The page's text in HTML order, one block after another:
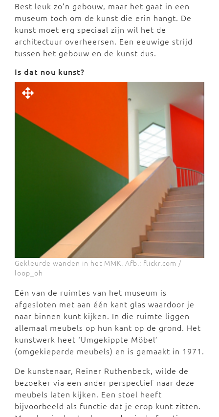
Best leuk zo’n gebouw, maar het gaat in een
museum toch om de kunst die erin hangt. De
kunst moet erg speciaal zijn wil het de
architectuur overheersen. Een eeuwige strijd
tussen het gebouw en de kunst dus.
Is dat nou kunst?
Gekleurde wanden in het MMK. Afb.: flickr.com /
loop_oh
Eén van de ruimtes van het museum is
afgesloten met aan één kant glas waardoor je
naar binnen kunt kijken. In die ruimte liggen
allemaal meubels op hun kant op de grond. Het
kunstwerk heet ‘Umgekippte Möbel’
(omgekieperde meubels) en is gemaakt in 1971.
De kunstenaar, Reiner Ruthenbeck, wilde de
bezoeker via een ander perspectief naar deze
meubels laten kijken. Een stoel heeft
bijvoorbeeld als functie dat je erop kunt zitten.